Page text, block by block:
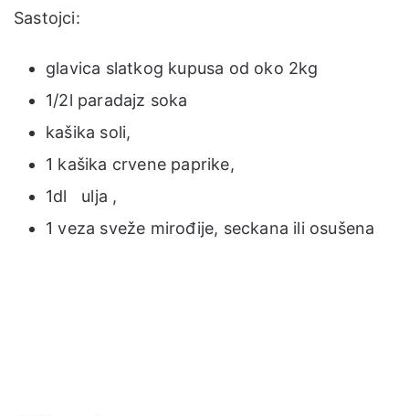
Sastojci:
glavica slatkog kupusa od oko 2kg
1/2l paradajz soka
kašika soli,
1 kašika crvene paprike,
1dl ulja ,
1 veza sveže mirođije, seckana ili osušena